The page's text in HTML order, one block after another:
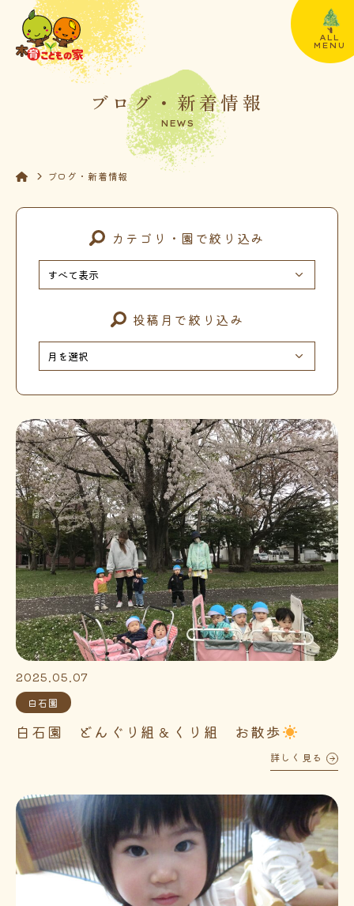
ALL
MENU
ブログ・新着情報
NEWS
ブログ・新着情報
カテゴリ・園で絞り込み
投稿月で絞り込み
2025.05.07
白石園
白石園 どんぐり組＆くり組 お散歩
詳しく見る